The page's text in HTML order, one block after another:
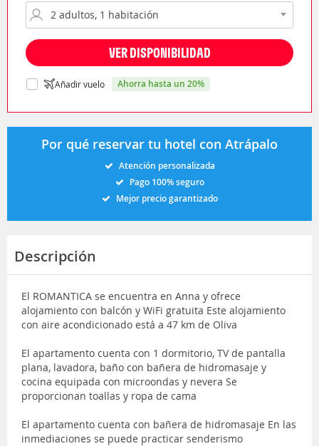
VER DISPONIBILIDAD
Añadir vuelo ahorra hasta un 20%
Por qué reservar tu hotel con Atrápalo
Atención personalizada
Pago 100% seguro
Mejor precio garantizado
Descripción
El ROMANTICA se encuentra en Anna y ofrece
alojamiento con balcón y WiFi gratuita Este alojamiento
con aire acondicionado está a 47 km de Oliva
El apartamento cuenta con 1 dormitorio, TV de pantalla
plana, lavadora, baño con bañera de hidromasaje y
cocina equipada con microondas y nevera Se
proporcionan toallas y ropa de cama
El apartamento cuenta con bañera de hidromasaje En las
inmediaciones se puede practicar senderismo